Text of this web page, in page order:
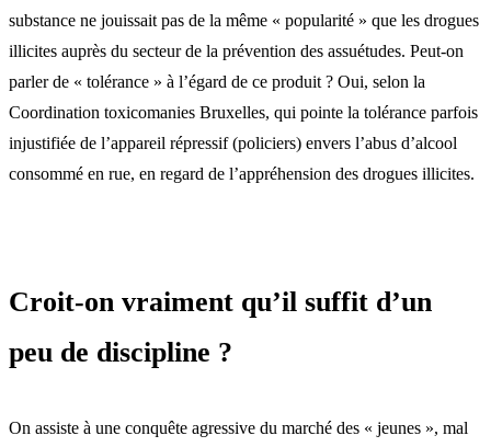
substance ne jouissait pas de la même « popularité » que les drogues
illicites auprès du secteur de la prévention des assuétudes. Peut-on
parler de « tolérance » à l’égard de ce produit ? Oui, selon la
Coordination toxicomanies Bruxelles, qui pointe la tolérance parfois
injustifiée de l’appareil répressif (policiers) envers l’abus d’alcool
consommé en rue, en regard de l’appréhension des drogues illicites.
Croit-on vraiment qu’il suffit d’un
peu de discipline ?
On assiste à une conquête agressive du marché des « jeunes », mal